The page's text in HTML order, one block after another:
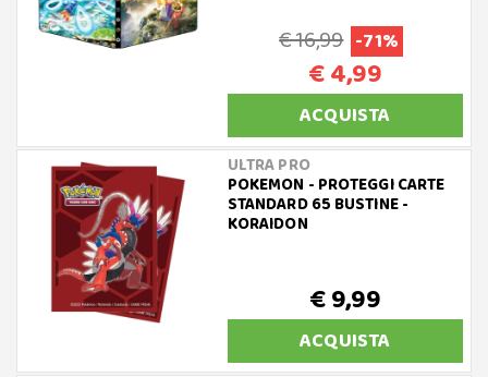
€ 16,99 -71%
€ 4,99
ACQUISTA
ULTRA PRO
POKEMON - PROTEGGI CARTE
STANDARD 65 BUSTINE -
KORAIDON
€ 9,99
ACQUISTA